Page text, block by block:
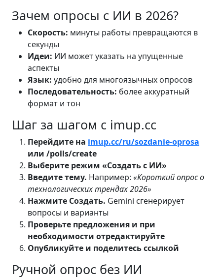
Зачем опросы с ИИ в 2026?
Скорость: минуты работы превращаются в
секунды
Идеи: ИИ может указать на упущенные
аспекты
Язык: удобно для многоязычных опросов
Последовательность: более аккуратный
формат и тон
Шаг за шагом с imup.cc
Перейдите на imup.cc/ru/sozdanie-oprosa
или /polls/create
Выберите режим «Создать с ИИ»
Введите тему. Например: «Короткий опрос о
технологических трендах 2026»
Нажмите Создать. Gemini сгенерирует
вопросы и варианты
Проверьте предложения и при
необходимости отредактируйте
Опубликуйте и поделитесь ссылкой
Ручной опрос без ИИ